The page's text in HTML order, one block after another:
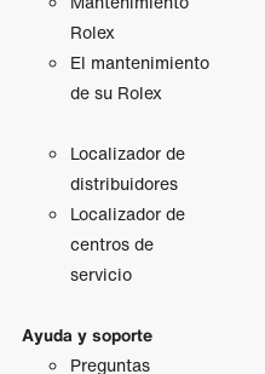
Rolex
El mantenimiento
de su Rolex
Localizador de
distribuidores
Localizador de
centros de
servicio
Ayuda y soporte
Preguntas